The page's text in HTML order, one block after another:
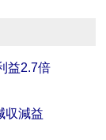
益2.7倍
収減益